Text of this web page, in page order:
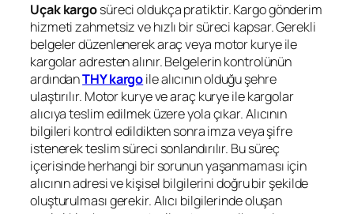
Uçak kargosüreci oldukça pratiktir. Kargo gönderim
hizmeti zahmetsiz ve hızlı bir süreci kapsar. Gerekli
belgeler düzenlenerek araç veya motor kurye ile
kargolar adresten alınır. Belgelerin kontrolünün
ardındanTHY kargoile alıcının olduğu şehre
ulaştırılır. Motor kurye ve araç kurye ile kargolar
alıcıya teslim edilmek üzere yola çıkar. Alıcının
bilgileri kontrol edildikten sonra imza veya şifre
istenerek teslim süreci sonlandırılır. Bu süreç
içerisinde herhangi bir sorunun yaşanmaması için
alıcının adresi ve kişisel bilgilerini doğru bir şekilde
oluşturulması gerekir. Alıcı bilgilerinde oluşan